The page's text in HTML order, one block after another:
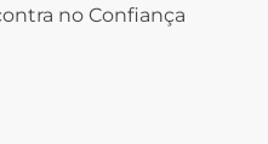
no Confiança